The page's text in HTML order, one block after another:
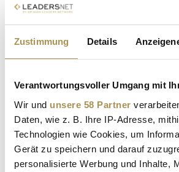
Zustimmung Details
Verantwortungsvoller Umgang mit
Wir und unsere 58 Partner
Daten, wie z. B. Ihre IP-Adresse,
Technologien wie Cookies, um
Gerät zu speichern und darauf
personalisierte Werbung und Inhalte,